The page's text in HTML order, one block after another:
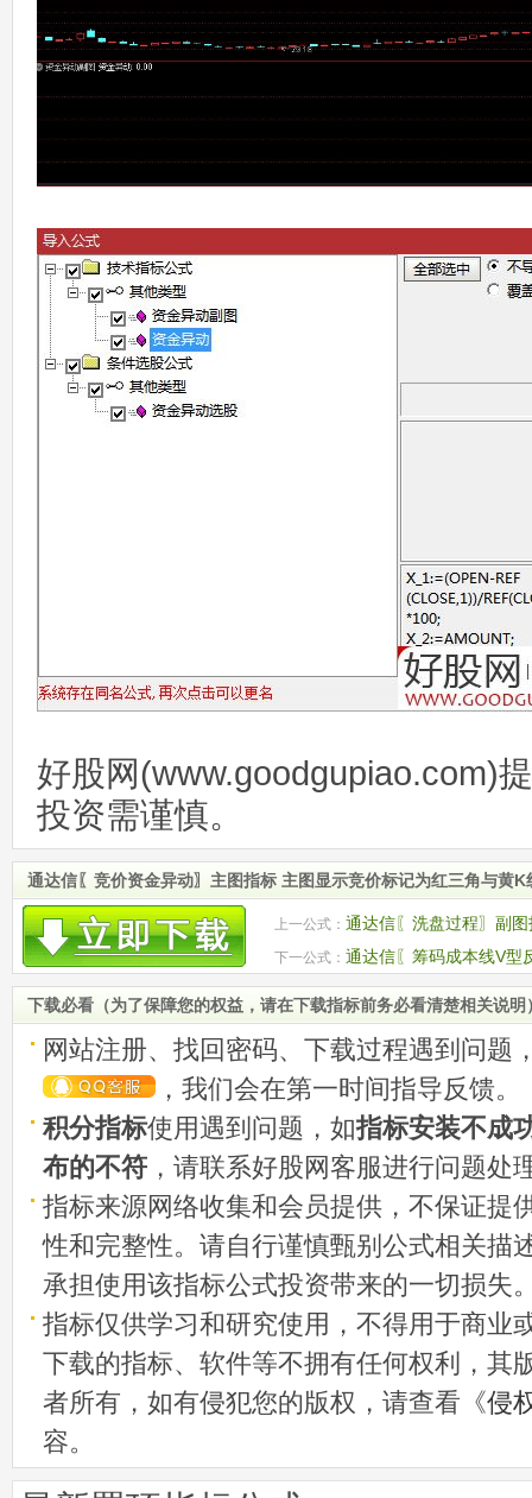
好股网(www.goodgupiao.com)
投资需谨慎。
通达信〖竞价资金异动〗主图指标 主图显示竞价标记为红三角与黄K
上一公式： 通达信〖洗盘过程〗副
下一公式： 通达信〖筹码成本线V型
能形成买入机会
下载必看（为了保障您的权益，请在下载指标前务必看清楚相关说明
网站注册、找回密码、下载过程遇到问题
，我们会在第一时间指导反馈。
积分指标使用遇到问题，如指标安装不成
布的不符 ，请联系好股网客服进行问题处
指标来源网络收集和会员提供，不保证提
性和完整性。请自行谨慎甄别公式相关描
承担使用该指标公式投资带来的一切损失
指标仅供学习和研究使用，不得用于商业
下载的指标、软件等不拥有任何权利，其
者所有，如有侵犯您的版权，请查看《侵
容。